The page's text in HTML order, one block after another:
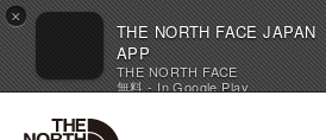
×
THE NORTH FACE JAPAN
APP
THE NORTH FACE
無料 - In Google Play